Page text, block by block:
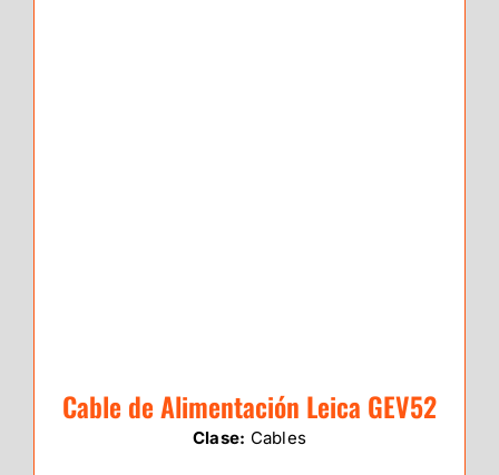
Cable de Alimentación Leica GEV52
Clase: Cables